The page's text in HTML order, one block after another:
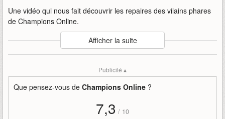
Une vidéo qui nous fait découvrir les repaires des vilains phares
de Champions Online.
Auteur
Cryptic / Atari
: LorDragon
Afficher la suite
Publicité ▴
Que pensez-vous de Champions Online ?
7,3 / 10